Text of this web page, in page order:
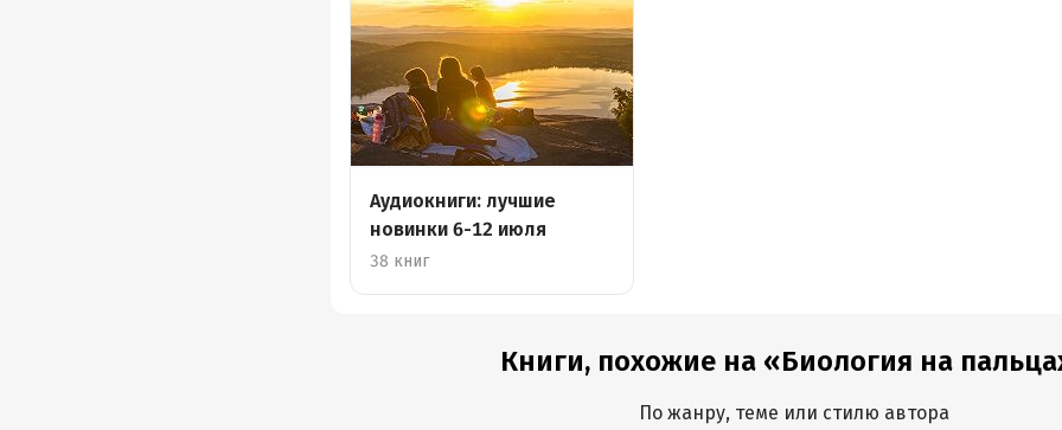
Аудиокниги: лучшие
новинки 6-12 июля
38 книг
Книги, похожие на «Биология на
По жанру, теме или стилю автора